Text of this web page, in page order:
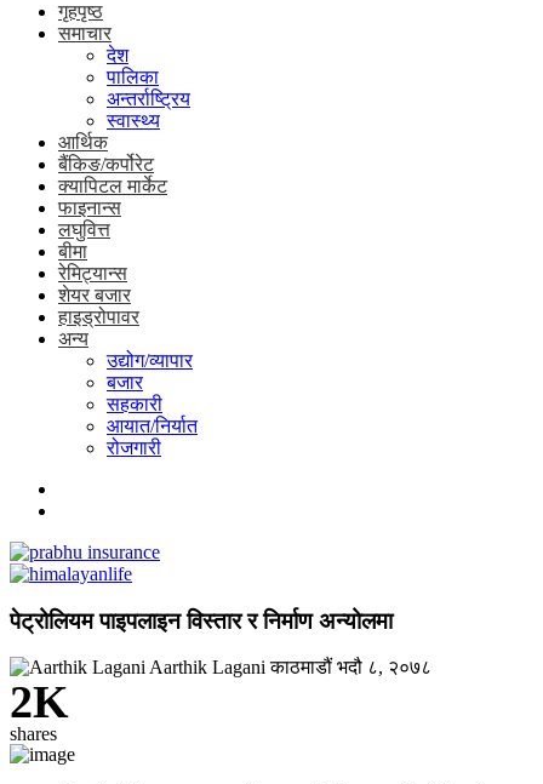
गृहपृष्ठ
समाचार
देश
पालिका
अन्तर्राष्ट्रिय
स्वास्थ्य
आर्थिक
बैंकिङ/कर्पोरेट
क्यापिटल मार्केट
फाइनान्स
लघुवित्त
बीमा
रेमिट्यान्स
शेयर बजार
हाइड्रोपावर
अन्य
उद्योग/व्यापार
बजार
सहकारी
आयात/निर्यात
रोजगारी
पेट्रोलियम पाइपलाइन विस्तार र निर्माण अन्योलमा
Aarthik Laganiकाठमाडौं भदौ ८, २०७८
2K
shares